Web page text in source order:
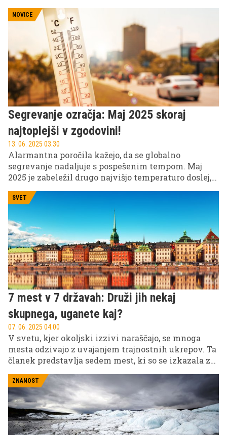
gladine in pozvali k zmanjšanju globalnega
segrevanja za ohranitev ledeniškega ledu.
NOVICE
Segrevanje ozračja: Maj 2025 skoraj
najtoplejši v zgodovini!
13. 06. 2025 03.30
Alarmantna poročila kažejo, da se globalno
segrevanje nadaljuje s pospešenim tempom. Maj
2025 je zabeležil drugo najvišjo temperaturo doslej,
situacijo, z izrazitimi vplivi po vsej Evropi, od suš v
zahodni Evropi do hladnejših temperatur na
Balkanu.
SVET
7 mest v 7 državah: Druži jih nekaj
skupnega, uganete kaj?
07. 06. 2025 04.00
V svetu, kjer okoljski izzivi naraščajo, se mnoga
mesta odzivajo z uvajanjem trajnostnih ukrepov. Ta
članek predstavlja sedem mest, ki so se izkazala za
ustvarjajo boljšo prihodnost za vse.
ZNANOST